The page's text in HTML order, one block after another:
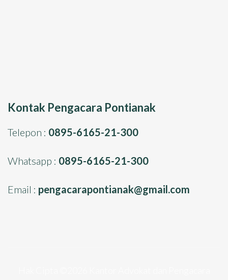
Kontak Pengacara Pontianak
Telepon : 0895-6165-21-300
Whatsapp : 0895-6165-21-300
Email : pengacarapontianak@gmail.com